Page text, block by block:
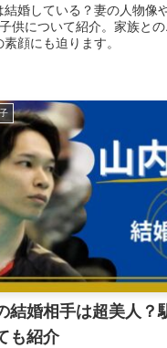
婚している？妻の人物像
供について紹介。家族との
顔にも迫ります。
結婚相手は超美人？
も紹介